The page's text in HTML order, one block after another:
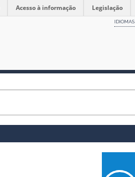
Acesso à informação Legislação
IDIOMAS